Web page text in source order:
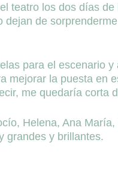
teatro los dos días
de
para el escenario
mejorar la puesta en
me quedaría corta
Helena, Ana
grandes y brillantes.